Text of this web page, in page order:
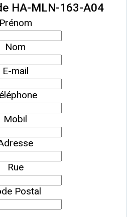
HA-MLN-163-A04
Prénom
Nom
E-mail
Mobil
Rue
Postal